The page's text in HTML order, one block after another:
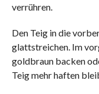
verrühren.
Den Teig in die
glattstreichen. Im
goldbraun backen
Teig mehr haften